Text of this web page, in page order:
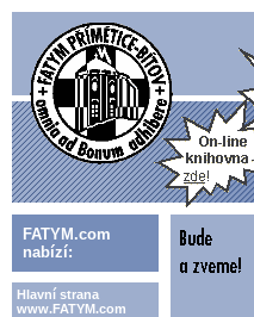
FATYM.com
nabízí:
Hlavní strana
www.FATYM.com